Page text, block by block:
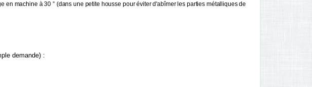
en machine à 30 ° (dans une petite housse pour éviter d'abîmer les parties métalliques de
demande) :